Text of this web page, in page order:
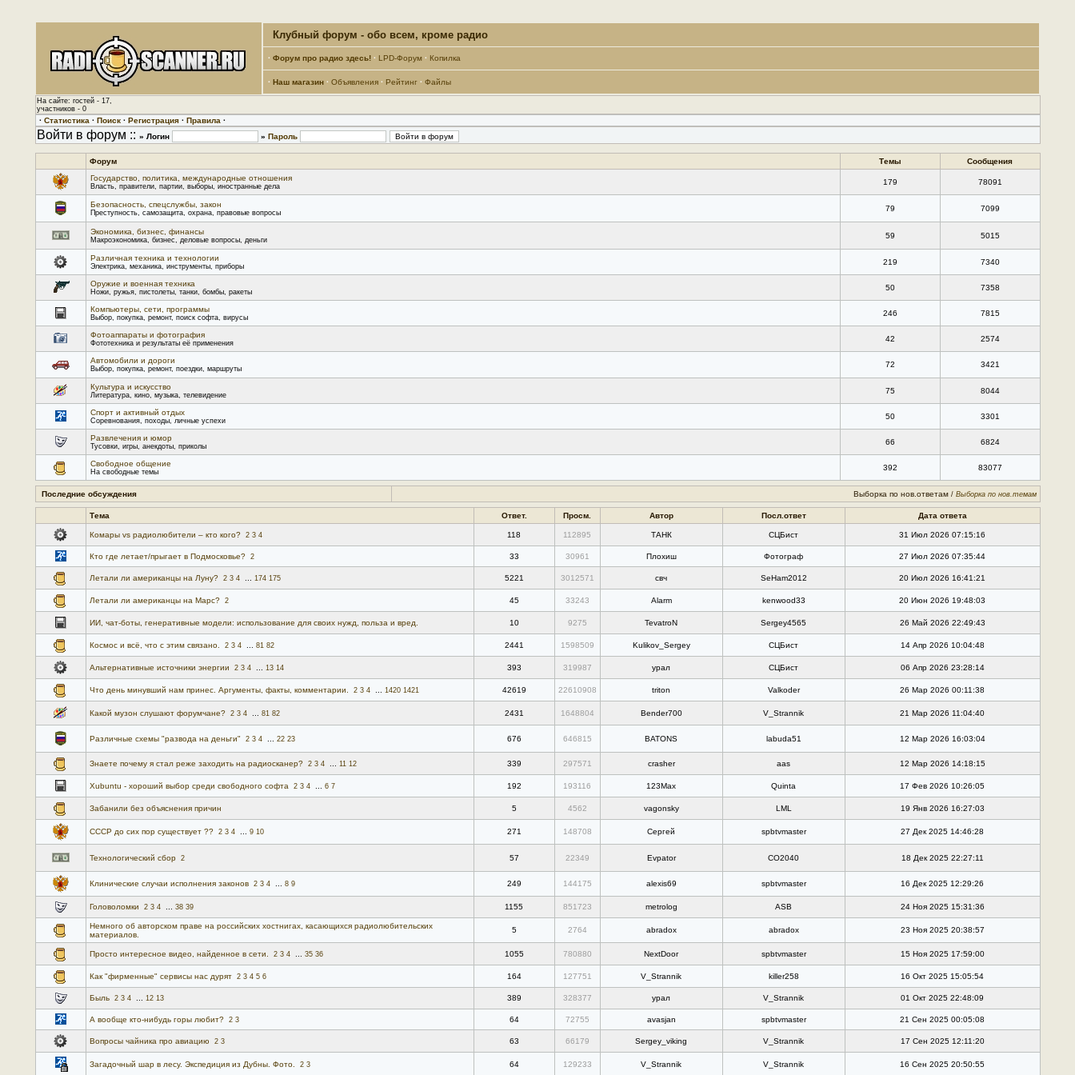
Клубный форум - обо всем, кроме радио
· Форум про радио здесь! · LPD-Форум · Копилка
· Наш магазин · Объявления · Рейтинг · Файлы
На сайте: гостей - 17,
участников - 0
· Статистика · Поиск· Регистрация· Правила ·
Войти в форум :: » Логин » Пароль
Форум Темы
Сообщения
Государство, политика, международные отношения
Власть, правители, партии, выборы, иностранные дела 179 78091
Безопасность, спецслужбы, закон
Преступность, самозащита, охрана, правовые вопросы 79 7099
Экономика, бизнес, финансы
Макроэкономика, бизнес, деловые вопросы, деньги 59 5015
Различная техника и технологии
Электрика, механика, инструменты, приборы 219 7340
Оружие и военная техника
Ножи, ружья, пистолеты, танки, бомбы, ракеты 50 7358
Компьютеры, сети, программы
Выбор, покупка, ремонт, поиск софта, вирусы 246 7815
Фотоаппараты и фотография
Фототехника и результаты её применения 42 2574
Автомобили и дороги
Выбор, покупка, ремонт, поездки, маршруты 72 3421
Культура и искусство
Литература, кино, музыка, телевидение 75 8044
Спорт и активный отдых
Соревнования, походы, личные успехи 50 3301
Развлечения и юмор
Тусовки, игры, анекдоты, приколы 66 6824
Свободное общение
На свободные темы 392 83077
Последние обсуждения Выборка по нов.ответам / Выборка по нов.темам
Тема Ответ. Просм. Автор Посл.ответ Дата ответа
Комары vs радиолюбители – кто кого? 2 3 4 118 112895 ТАНК СЦБист 31 Июл 2026 07:15:16
Кто где летает/прыгает в Подмосковье? 2 33 30961 Плохиш Фотограф 27 Июл 2026 07:35:44
Летали ли американцы на Луну? 2 3 4... 174 175 5221 3012571 свч SeHam2012 20 Июл 2026 16:41:21
Летали ли американцы на Марс? 2 45 33243 Alarm kenwood33 20 Июн 2026 19:48:03
ИИ, чат-боты, генеративные модели: использование для своих нужд, польза и вред. 10 9275 TevatroN Sergey4565 26 Май 2026 22:49:43
Космос и всё, что с этим связано. 2 3 4... 81 82 2441 1598509 Kulikov_Sergey СЦБист 14 Апр 2026 10:04:48
Альтернативные источники энергии 2 3 4... 13 14 393 319987 урал СЦБист 06 Апр 2026 23:28:14
Что день минувший нам принес. Аргументы, факты, комментарии. 2 3 4... 1420 1421 42619 22610908 triton Valkoder 26 Мар 2026 00:11:38
Какой музон слушают форумчане? 2 3 4... 81 82 2431 1648804 Bender700 V_Strannik 21 Мар 2026 11:04:40
Различные схемы "развода на деньги" 2 3 4... 22 23 676 646815 BATONS labuda51 12 Мар 2026 16:03:04
Знаете почему я стал реже заходить на радиосканер? 2 3 4... 11 12 339 297571 crasher aas 12 Мар 2026 14:18:15
Xubuntu - хороший выбор среди свободного софта 2 3 4... 6 7 192 193116 123Max Quinta 17 Фев 2026 10:26:05
Забанили без объяснения причин 5 4562 vagonsky LML 19 Янв 2026 16:27:03
СССР до сих пор существует ?? 2 3 4... 9 10 271 148708 Сергей spbtvmaster 27 Дек 2025 14:46:28
Технологический сбор 2 57 22349 Evpator CO2040 18 Дек 2025 22:27:11
Клинические случаи исполнения законов 2 3 4... 8 9 249 144175 alexis69 spbtvmaster 16 Дек 2025 12:29:26
Головоломки 2 3 4... 38 39 1155 851723 metrolog ASB 24 Ноя 2025 15:31:36
Немного об авторском праве на российских хостнигах, касающихся радиолюбительских
материалов.
5 2764 abradox abradox 23 Ноя 2025 20:38:57
Просто интересное видео, найденное в сети. 2 3 4... 35 36 1055 780880 NextDoor spbtvmaster 15 Ноя 2025 17:59:00
Как "фирменные" сервисы нас дурят 2 3 4 5 6 164 127751 V_Strannik killer258 16 Окт 2025 15:05:54
Быль 2 3 4... 12 13 389 328377 урал V_Strannik 01 Окт 2025 22:48:09
А вообще кто-нибудь горы любит? 2 3 64 72755 avasjan spbtvmaster 21 Сен 2025 00:05:08
Вопросы чайника про авиацию 2 3 63 66179 Sergey_viking V_Strannik 17 Сен 2025 12:11:20
Загадочный шар в лесу. Экспедиция из Дубны. Фото. 2 3 64 129233 V_Strannik V_Strannik 16 Сен 2025 20:50:55